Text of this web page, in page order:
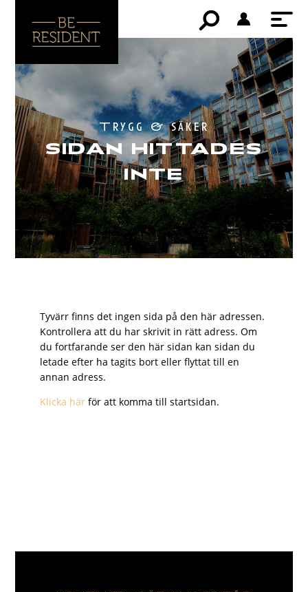
Trygg & säker
SIDAN HITTADES
INTE
Tyvärr finns det ingen sida på den här adressen.
Kontrollera att du har skrivit in rätt adress. Om
du fortfarande ser den här sidan kan sidan du
letade efter ha tagits bort eller flyttat till en
annan adress.
Klicka här för att komma till startsidan.